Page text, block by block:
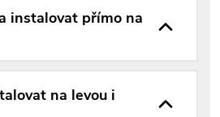
instalovat přímo na
na levou i